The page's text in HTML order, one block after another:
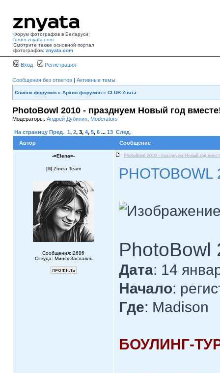
Форум фотографов в Беларуси:
forum.znyata.com
Смотрите также основной портал
фотографов: znyata.com
Вход Регистрация
Сообщения без ответов | Активные темы
Список форумов » Архив форумов » CLUB Zнята
PhotoBowl 2010 - празднуем Новый год
Модераторы: Андрей Дубинин Moderators
На страницу Пред. 1, 2, 3, 4, 5, 6 ... 13 След.
Автор
Сообщение
-=Elena=- PhotoBowl 2010 - празднуем Новый год
[ ] Zнята Team
Сообщения: 2686
Откуда: Минск-Заславль
PHOTOBOWL
PhotoBowl
Дата: 14
Начало:
Где: Madison
БОУЛИНГ-